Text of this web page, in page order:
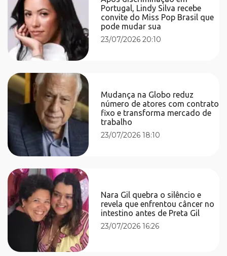
Portugal, Lindy Silva recebe
convite do Miss Pop Brasil que
pode mudar sua
23/07/2026 20:10
Mudança na Globo reduz
número de atores com contrato
fixo e transforma mercado de
trabalho
23/07/2026 18:10
Nara Gil quebra o silêncio e
revela que enfrentou câncer no
intestino antes de Preta Gil
23/07/2026 16:26